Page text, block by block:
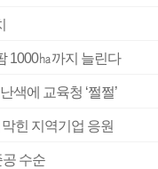
1000㏊까지 늘린다
색에 교육청 ‘쩔쩔’
힌 지역기업 응원
공 수순